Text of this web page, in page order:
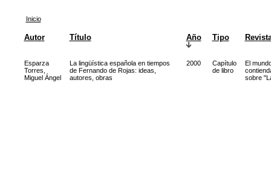
Inicio
Autor Título Año Tipo
Esparza
Torres,
Miguel Ángel
La lingüística española en tiempos
de Fernando de Rojas: ideas,
autores, obras
2000
Capítulo
de libro
El
sobre